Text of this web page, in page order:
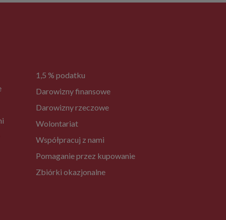
1,5 % podatku
Darowizny finansowe
Darowizny rzeczowe
Wolontariat
Współpracuj z nami
Pomaganie przez kupowanie
Zbiórki okazjonalne